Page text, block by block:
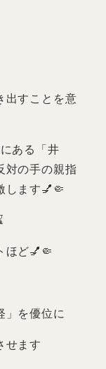
出すことを意
ある「井
対の手の親指
します💅🤏
ほど💅🤏
」を優位に
せます